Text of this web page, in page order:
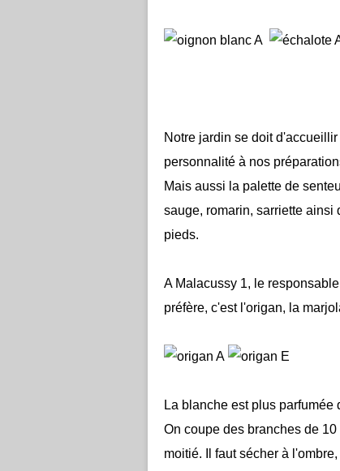
Notre jardin se doit
personnalité à nos
Mais aussi la palette de
sauge, romarin, sarriette
pieds.
A Malacussy 1, le
préfère, c'est l'origan, la
La blanche est plus parfumée
On coupe des branches de
moitié. Il faut sécher à